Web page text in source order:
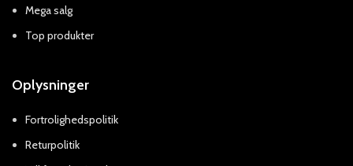
Mega salg
Top produkter
Oplysninger
Fortrolighedspolitik
Returpolitik